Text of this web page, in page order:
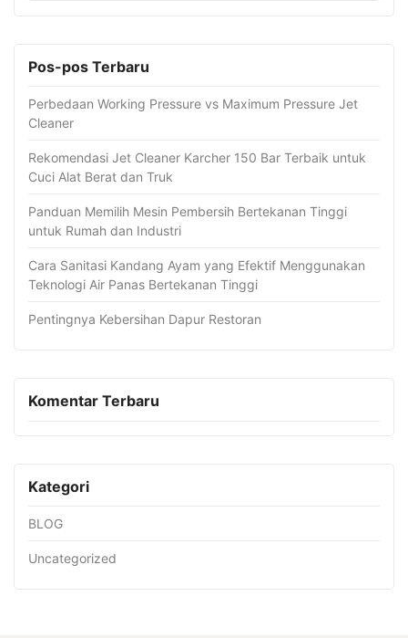
Pos-pos Terbaru
Perbedaan Working Pressure vs Maximum Pressure Jet
Cleaner
Rekomendasi Jet Cleaner Karcher 150 Bar Terbaik untuk
Cuci Alat Berat dan Truk
Panduan Memilih Mesin Pembersih Bertekanan Tinggi
untuk Rumah dan Industri
Cara Sanitasi Kandang Ayam yang Efektif Menggunakan
Teknologi Air Panas Bertekanan Tinggi
Pentingnya Kebersihan Dapur Restoran
Komentar Terbaru
Kategori
BLOG
Uncategorized